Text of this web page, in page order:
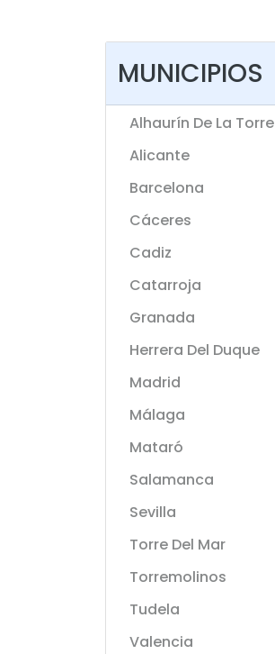
MUNICIPIOS
Alhaurín De La Torre
Alicante
Barcelona
Cáceres
Cadiz
Catarroja
Granada
Herrera Del Duque
Madrid
Málaga
Mataró
Salamanca
Sevilla
Torre Del Mar
Torremolinos
Tudela
Valencia